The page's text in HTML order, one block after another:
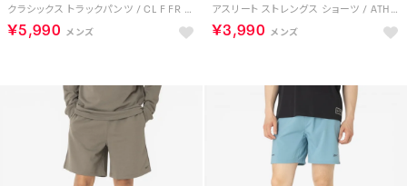
クラシックス トラックパンツ / CL F FR TRACKPANT （ブラック）
￥5,990
アスリート ストレングス ショーツ / ATHLETE STRENGTH SHORT （レッド）
￥3,990